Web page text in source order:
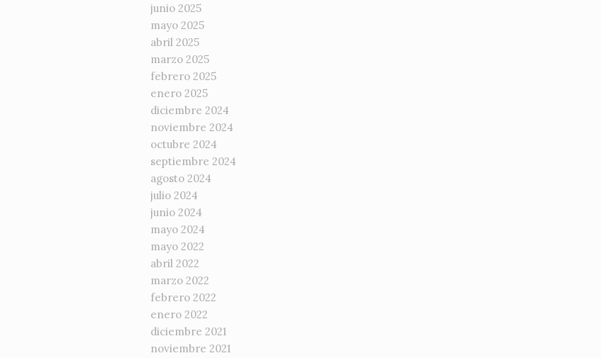
junio 2025
mayo 2025
abril 2025
marzo 2025
febrero 2025
enero 2025
diciembre 2024
noviembre 2024
octubre 2024
septiembre 2024
agosto 2024
julio 2024
junio 2024
mayo 2024
mayo 2022
abril 2022
marzo 2022
febrero 2022
enero 2022
diciembre 2021
noviembre 2021